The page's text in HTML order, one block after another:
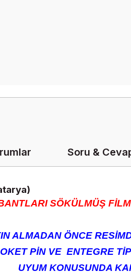
Soru &
SÖKÜLMÜŞ
ALMADAN ÖNCE
PİN VE ENTEGRE
UYUM KONUSUNDA